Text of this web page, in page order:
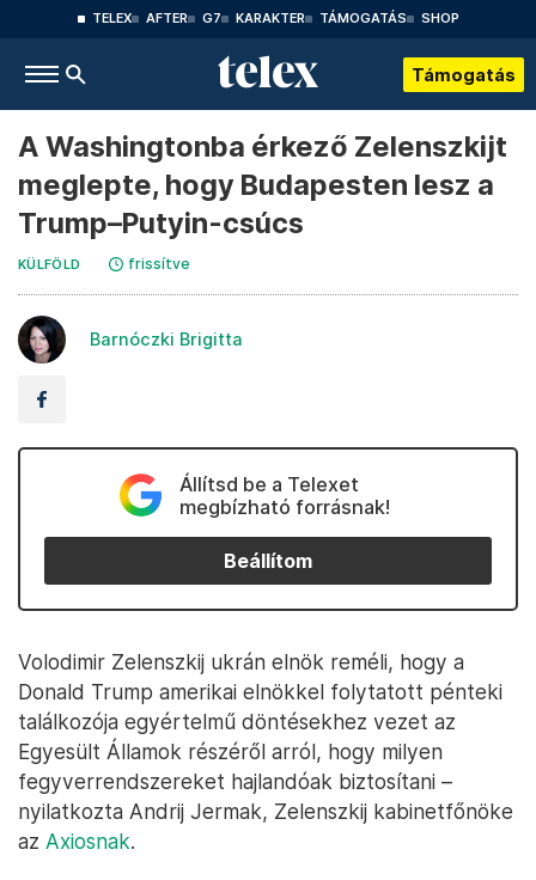
TELEX AFTER G7 KARAKTER TÁMOGATÁS SHOP
Támogatás
A Washingtonba érkező Zelenszkijt
meglepte, hogy Budapesten lesz a
Trump–Putyin-csúcs
KÜLFÖLD frissítve
Barnóczki Brigitta
Állítsd be a Telexet
megbízható forrásnak!
Beállítom
Volodimir Zelenszkij ukrán elnök reméli, hogy a
Donald Trump amerikai elnökkel folytatott pénteki
találkozója egyértelmű döntésekhez vezet az
Egyesült Államok részéről arról, hogy milyen
fegyverrendszereket hajlandóak biztosítani –
nyilatkozta Andrij Jermak, Zelenszkij kabinetfőnöke
az Axiosnak.